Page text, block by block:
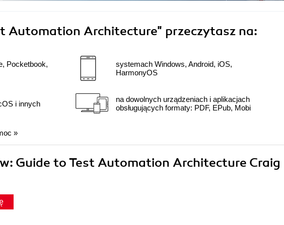
Automation Architecture" przeczytasz na:
Pocketbook,
i innych
systemach Windows, Android, iOS,
HarmonyOS
na dowolnych urządzeniach i aplikacjach
obsługujących formaty: PDF, EPub, Mobi
»
Guide to Test Automation Architecture Craig